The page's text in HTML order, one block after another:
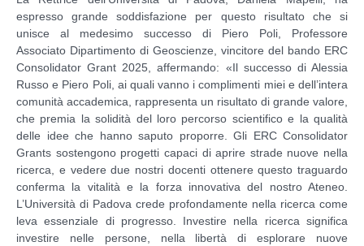
espresso grande soddisfazione per questo risultato che si
unisce al medesimo successo di Piero Poli, Professore
Associato Dipartimento di Geoscienze, vincitore del bando ERC
Consolidator Grant 2025, affermando: «Il successo di Alessia
Russo e Piero Poli, ai quali vanno i complimenti miei e dell’intera
comunità accademica, rappresenta un risultato di grande valore,
che premia la solidità del loro percorso scientifico e la qualità
delle idee che hanno saputo proporre. Gli ERC Consolidator
Grants sostengono progetti capaci di aprire strade nuove nella
ricerca, e vedere due nostri docenti ottenere questo traguardo
conferma la vitalità e la forza innovativa del nostro Ateneo.
L’Università di Padova crede profondamente nella ricerca come
leva essenziale di progresso. Investire nella ricerca significa
investire nelle persone, nella libertà di esplorare nuove